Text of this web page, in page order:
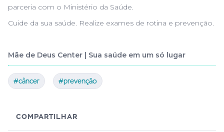
parceria com o Ministério da Saúde.
Cuide da sua saúde. Realize exames de rotina e prevenção.
Mãe de Deus Center | Sua saúde em um só lugar
#câncer #prevenção
COMPARTILHAR